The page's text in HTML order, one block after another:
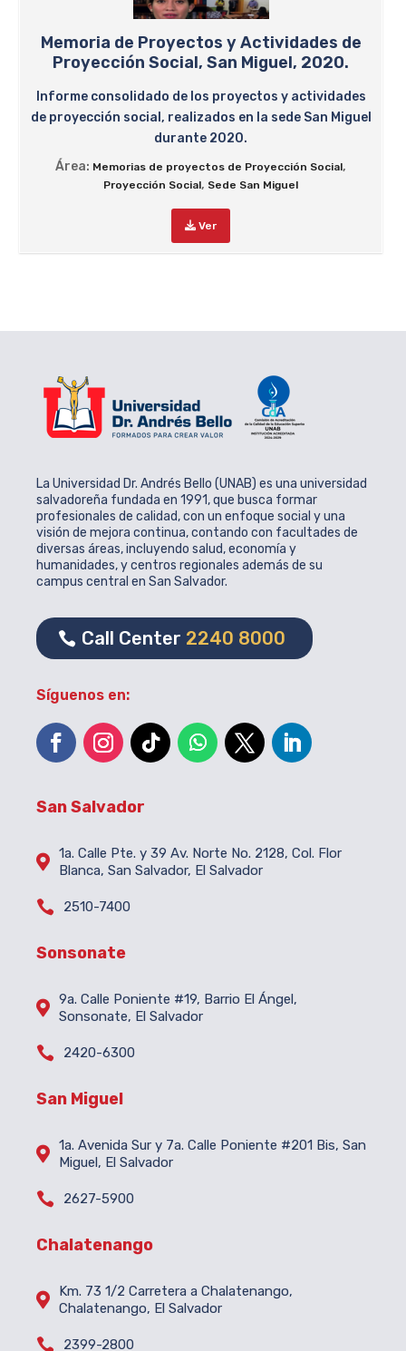
Memoria de Proyectos y Actividades de
Proyección Social, San Miguel, 2020.
Informe consolidado de los proyectos y actividades
de proyección social, realizados en la sede San Miguel
durante 2020.
Área: Memorias de proyectos de Proyección Social,
Proyección Social, Sede San Miguel
Ver
La Universidad Dr. Andrés Bello (UNAB) es una universidad
salvadoreña fundada en 1991, que busca formar
profesionales de calidad, con un enfoque social y una
visión de mejora continua, contando con facultades de
diversas áreas, incluyendo salud, economía y
humanidades, y centros regionales además de su
campus central en San Salvador.
Call Center 2240 8000
Síguenos en:
San Salvador
 1a. Calle Pte. y 39 Av. Norte No. 2128, Col. Flor
Blanca, San Salvador, El Salvador
 2510-7400
Sonsonate
 9a. Calle Poniente #19, Barrio El Ángel,
Sonsonate, El Salvador
 2420-6300
San Miguel
 1a. Avenida Sur y 7a. Calle Poniente #201 Bis, San
Miguel, El Salvador
 2627-5900
Chalatenango

Km. 73 1/2 Carretera a Chalatenango,
Chalatenango, El Salvador
 2399-2800